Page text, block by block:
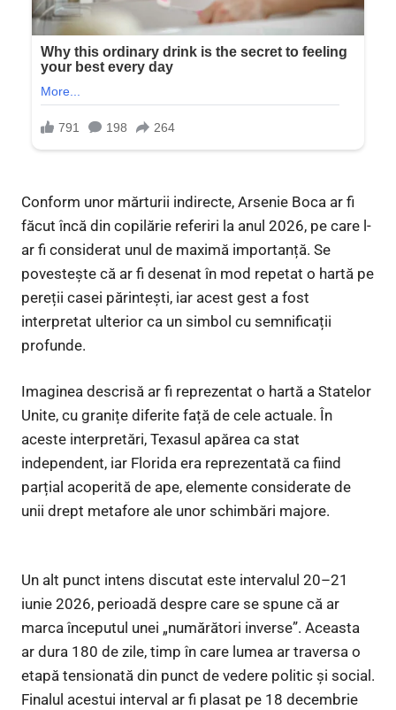
Conform unor mărturii indirecte, Arsenie Boca ar fi
făcut încă din copilărie referiri la anul 2026, pe care l-
ar fi considerat unul de maximă importanță. Se
povestește că ar fi desenat în mod repetat o hartă pe
pereții casei părintești, iar acest gest a fost
interpretat ulterior ca un simbol cu semnificații
profunde.
Imaginea descrisă ar fi reprezentat o hartă a Statelor
Unite, cu granițe diferite față de cele actuale. În
aceste interpretări, Texasul apărea ca stat
independent, iar Florida era reprezentată ca fiind
parțial acoperită de ape, elemente considerate de
unii drept metafore ale unor schimbări majore.
Un alt punct intens discutat este intervalul 20–21
iunie 2026, perioadă despre care se spune că ar
marca începutul unei „numărători inverse”. Aceasta
ar dura 180 de zile, timp în care lumea ar traversa o
etapă tensionată din punct de vedere politic și social.
Finalul acestui interval ar fi plasat pe 18 decembrie